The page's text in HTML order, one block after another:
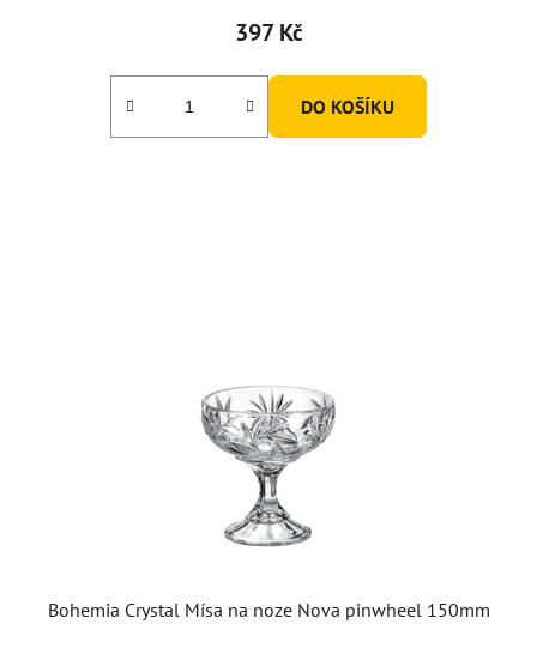
produktu
5,0
397 Kč
DO KOŠÍKU
Bohemia Crystal Mísa na noze Nova pinwheel 150mm